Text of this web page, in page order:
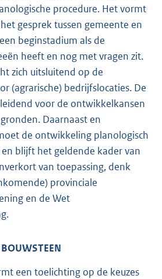
procedure. Het vormt
gesprek tussen gemeente en
beginstadium als de
heeft en nog met vragen zit.
zich uitsluitend op de
(agrarische) bedrijfslocaties. De
voor de ontwikkelkansen
Daarnaast en
de ontwikkeling planologisch
blijft het geldende kader van
van toepassing, denk
provinciale
en de Wet
een toelichting op de keuzes